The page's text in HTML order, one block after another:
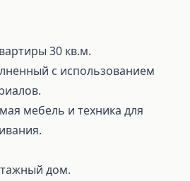
30 кв.м.
с использованием
мебель и техника для
дом.